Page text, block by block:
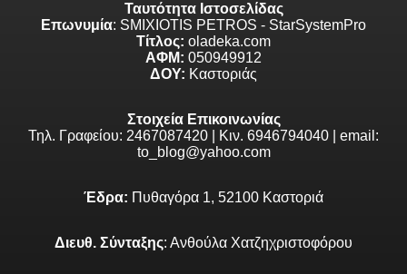
Ταυτότητα Ιστοσελίδας
Επωνυμία: SMIXIOTIS PETROS - StarSystemPro
Τίτλος: oladeka.com
ΑΦΜ: 050949912
ΔΟΥ: Καστοριάς
Στοιχεία Επικοινωνίας
Τηλ. Γραφείου: 2467087420 | Κιν. 6946794040 | email:
to_blog@yahoo.com
Έδρα: Πυθαγόρα 1, 52100 Καστοριά
Διευθ. Σύνταξης: Ανθούλα Χατζηχριστοφόρου